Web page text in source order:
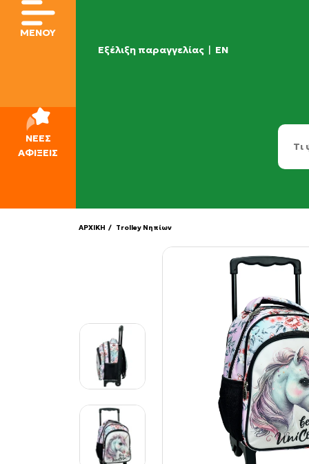
Εξέλιξη παραγγελίας | EN
ΜΕΝΟΥ
ΝΕΕΣ
ΑΦΙΞΕΙΣ
ΑΡΧΙΚΗ / Trolley Νηπίων